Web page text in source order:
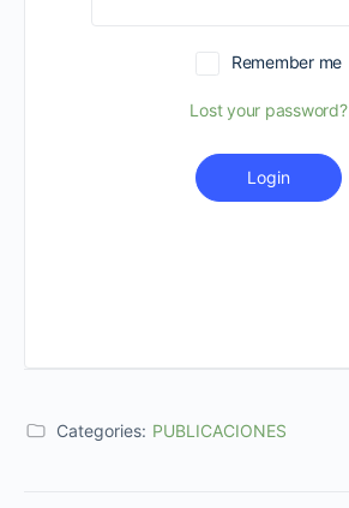
Remember me
Lost your password?
Login
Categories: PUBLICACIONES